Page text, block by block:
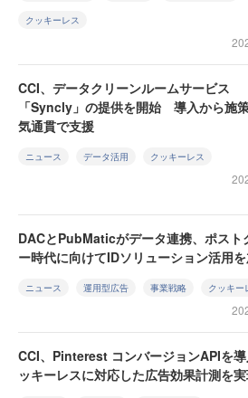
クッキーレス
CCI、データクリーンルームサービス
「Syncly」の提供を開始 導入から施
気通貫で支援
ニュース データ活用 クッキーレス
DACとPubMaticがデータ連携、ポスト
ー時代に向けてIDソリューション活用
ニュース 運用型広告 事業戦略 クッキー
CCI、Pinterest コンバージョンAPIを
ッキーレスに対応した広告効果計測を